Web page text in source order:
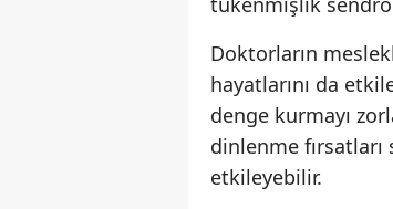
Doktorların
hayatlarını da
denge kurmayı
dinlenme
etkileyebilir.